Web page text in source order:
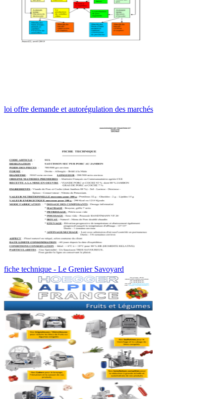
loi offre demande et autorégulation des marchés
fiche technique - Le Grenier Savoyard